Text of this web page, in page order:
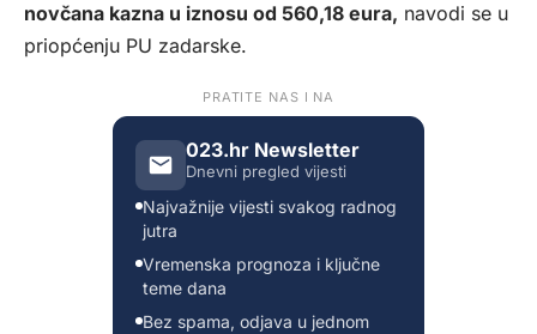
novčana kazna u iznosu od 560,18 eura, navodi se u
priopćenju PU zadarske.
PRATITE NAS I NA
023.hr Newsletter
Dnevni pregled vijesti
Najvažnije vijesti svakog radnog
jutra
Vremenska prognoza i ključne
teme dana
Bez spama, odjava u jednom